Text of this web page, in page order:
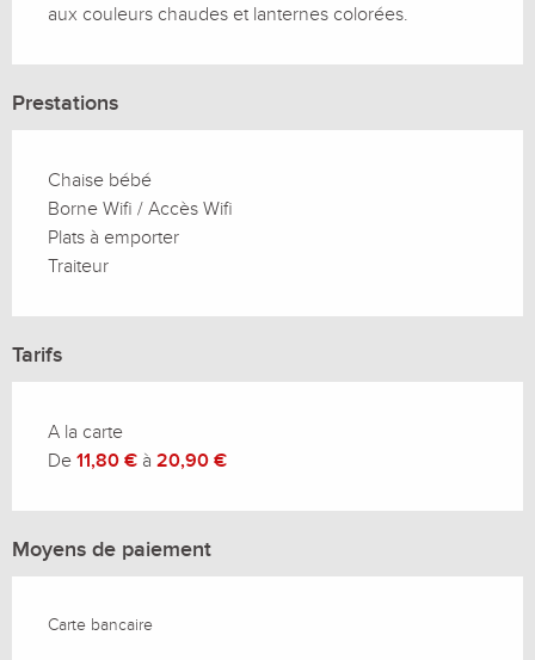
aux couleurs chaudes et lanternes colorées.
Prestations
Chaise bébé
Borne Wifi / Accès Wifi
Plats à emporter
Traiteur
Tarifs
A la carte
De 11,80 € à 20,90 €
Moyens de paiement
Carte bancaire